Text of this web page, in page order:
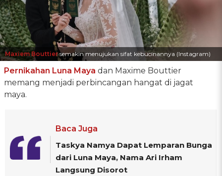
Maxiem Bouttiersemakin menujukan sifat kebucinannya (Instagram)
Pernikahan Luna Maya dan Maxime Bouttier
memang menjadi perbincangan hangat di jagat
maya.
Baca Juga
Taskya Namya Dapat Lemparan Bunga
dari Luna Maya, Nama Ari Irham
Langsung Disorot